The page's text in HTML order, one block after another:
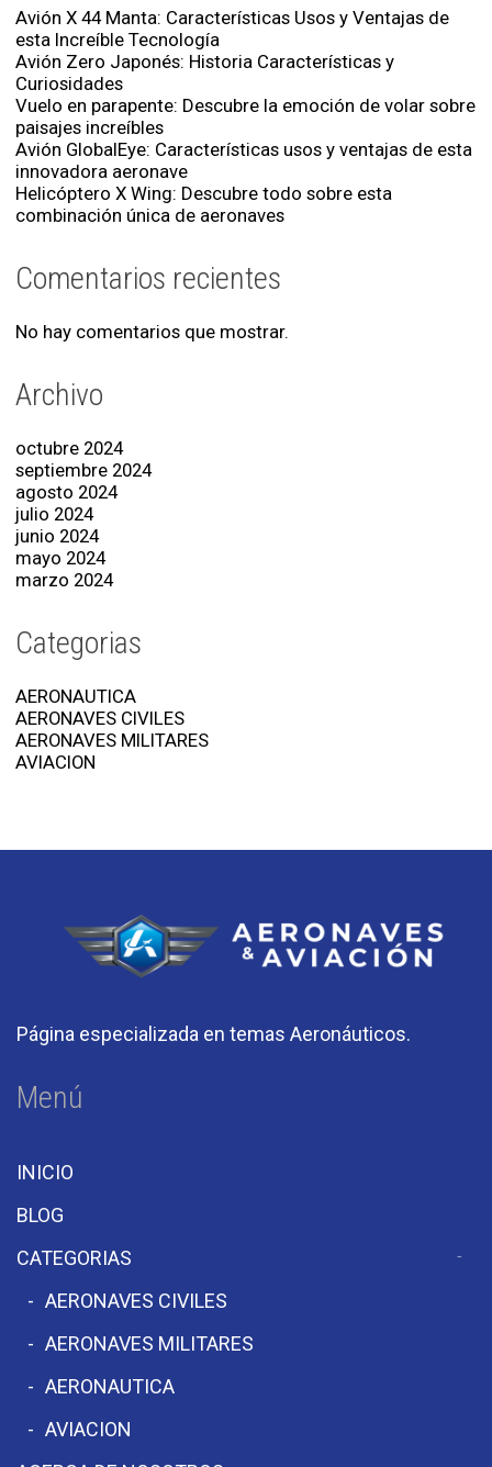
Avión X 44 Manta: Características Usos y Ventajas de
esta Increíble Tecnología
Avión Zero Japonés: Historia Características y
Curiosidades
Vuelo en parapente: Descubre la emoción de volar sobre
paisajes increíbles
Avión GlobalEye: Características usos y ventajas de esta
innovadora aeronave
Helicóptero X Wing: Descubre todo sobre esta
combinación única de aeronaves
Comentarios recientes
No hay comentarios que mostrar.
Archivo
octubre 2024
septiembre 2024
agosto 2024
julio 2024
junio 2024
mayo 2024
marzo 2024
Categorias
AERONAUTICA
AERONAVES CIVILES
AERONAVES MILITARES
AVIACION
Página especializada en temas Aeronáuticos.
Menú
INICIO
BLOG
CATEGORIAS
AERONAVES CIVILES
AERONAVES MILITARES
AERONAUTICA
AVIACION